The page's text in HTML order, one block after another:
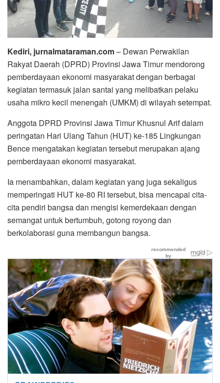
Kediri, jurnalmataraman.com– Dewan Perwakilan
Rakyat Daerah (DPRD) Provinsi Jawa Timur mendorong
pemberdayaan ekonomi masyarakat dengan berbagai
kegiatan termasuk jalan santai yang melibatkan pelaku
usaha mikro kecil menengah (UMKM) di wilayah setempat.
Anggota DPRD Provinsi Jawa Timur Khusnul Arif dalam
peringatan Hari Ulang Tahun (HUT) ke-185 Lingkungan
Bence mengatakan kegiatan tersebut merupakan ajang
pemberdayaan ekonomi masyarakat.
Ia menambahkan, dalam kegiatan yang juga sekaligus
memperingati HUT ke-80 RI tersebut, bisa mencapai cita-
cita pendiri bangsa dan mengisi kemerdekaan dengan
semangat untuk bertumbuh, gotong royong dan
berkolaborasi guna membangun bangsa.